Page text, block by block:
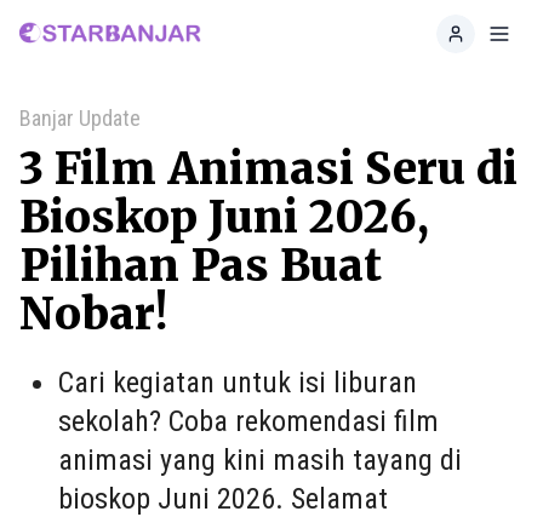
Home
Banjar Update
3 Film Animasi Seru di
Bioskop Juni 2026,
Pilihan Pas Buat
Nobar!
Cari kegiatan untuk isi liburan
sekolah? Coba rekomendasi film
animasi yang kini masih tayang di
bioskop Juni 2026. Selamat